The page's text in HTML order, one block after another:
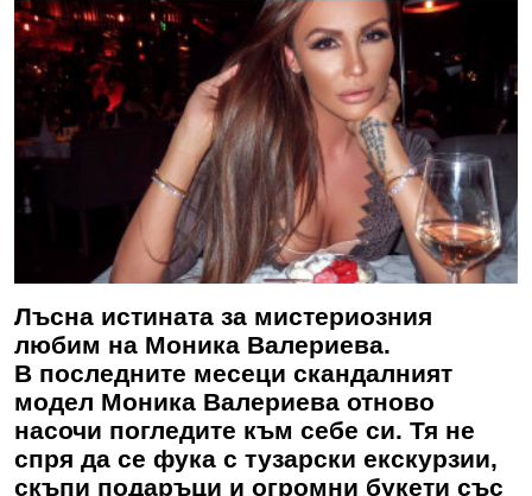
Лъсна истината за мистериозния
любим на Моника Валериева.
В последните месеци скандалният
модел Моника Валериева отново
насочи погледите към себе си. Тя не
спря да се фука с тузарски екскурзии,
скъпи подаръци и огромни букети със